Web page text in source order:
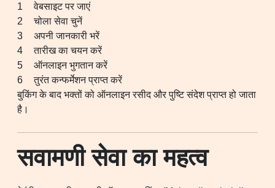
1
वेबसाइट पर जाएं
2
चोला सेवा चुनें
3
अपनी जानकारी भरें
4
तारीख का चयन करें
5
ऑनलाइन भुगतान करें
6
तुरंत कन्फर्मेशन प्राप्त करें
बुकिंग के बाद भक्तों को ऑनलाइन रसीद और पुष्टि संदेश प्राप्त हो जाता
है।
सवामणी सेवा का महत्व